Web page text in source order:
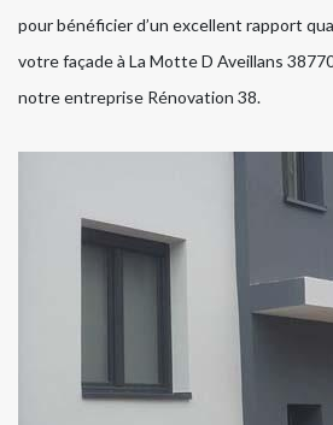
pour bénéficier d’un excellent rapport
votre façade à La Motte D Aveillans
notre entreprise Rénovation 38.